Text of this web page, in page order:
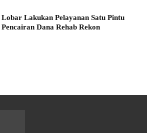
Lobar Lakukan Pelayanan Satu Pintu
Pencairan Dana Rehab Rekon